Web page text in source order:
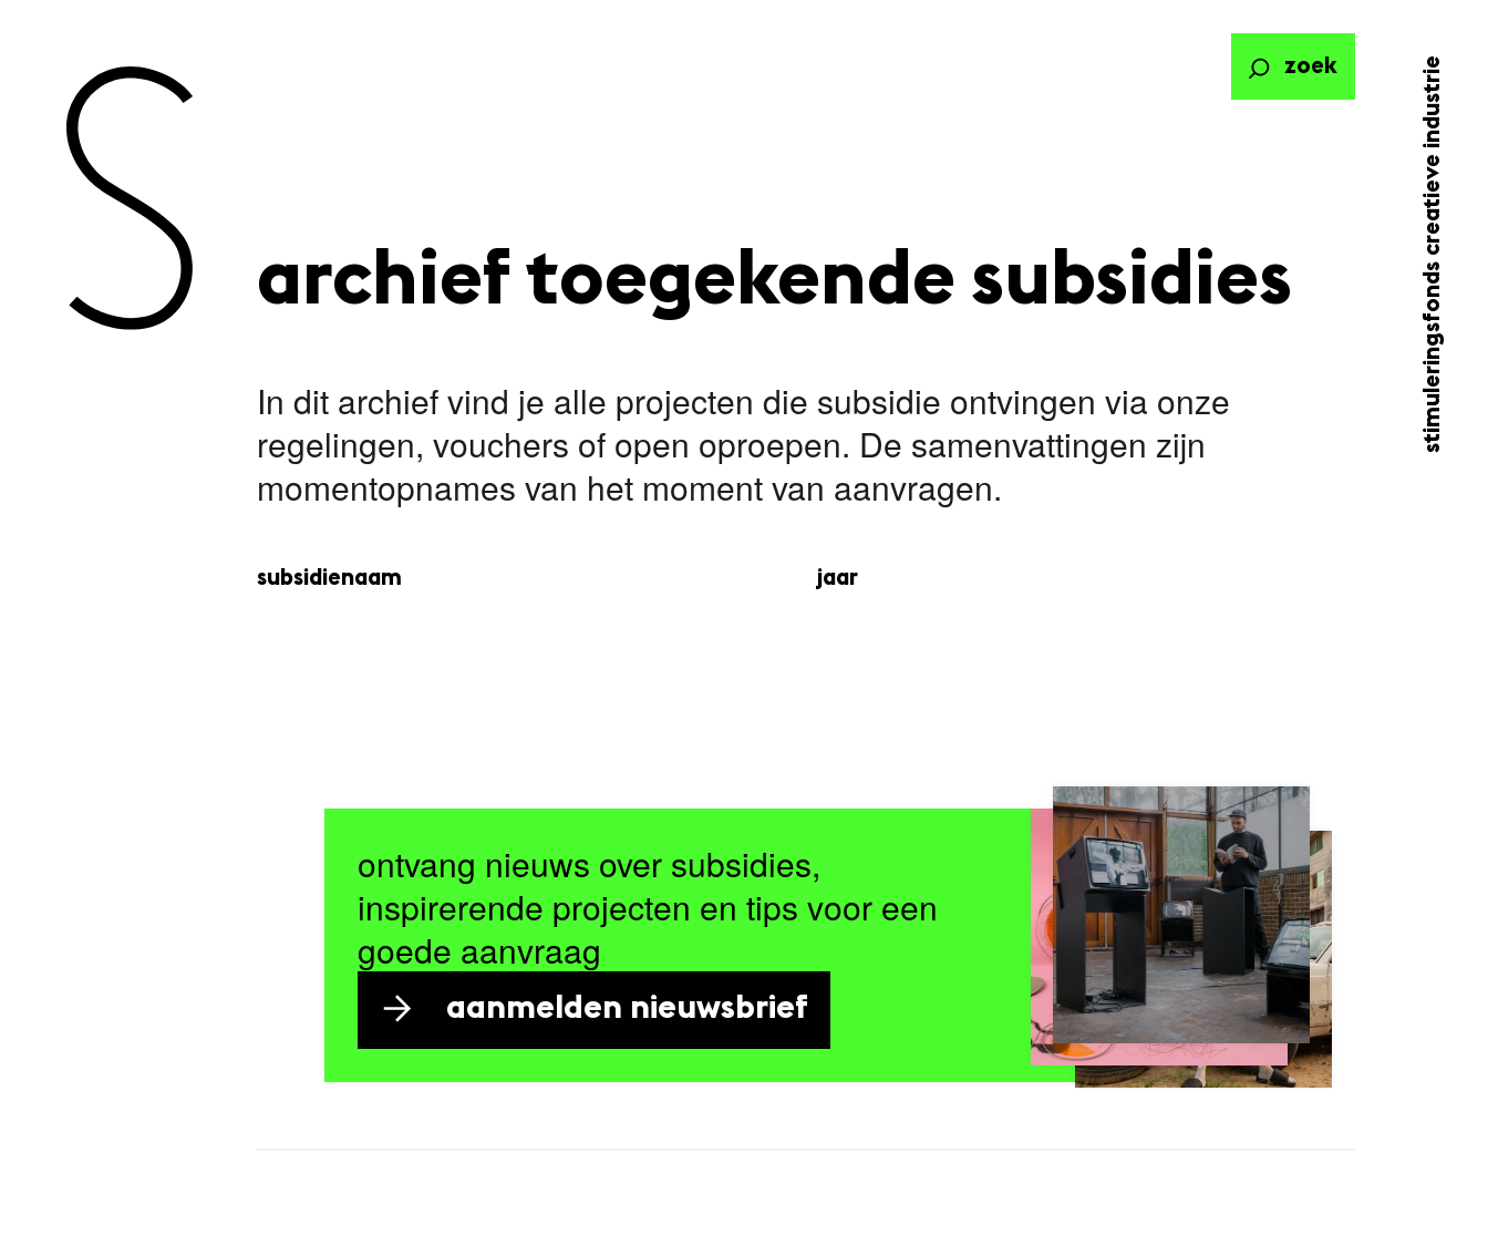
stimuleringsfonds creatieve industrie
zoek
archief toegekende subsidies
In dit archief vind je alle projecten die subsidie ontvingen via onze
regelingen, vouchers of open oproepen. De samenvattingen zijn
momentopnames van het moment van aanvragen.
subsidienaam jaar
ontvang nieuws over subsidies,
inspirerende projecten en tips voor een
goede aanvraag
aanmelden nieuwsbrief